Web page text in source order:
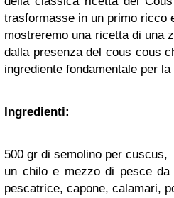
trasformasse in un primo ricco
mostreremo una ricetta di una
dalla presenza del cous cous
ingrediente fondamentale per
Ingredienti:
500 gr di semolino per cuscus,
un chilo e mezzo di pesce da
pescatrice, capone, calamari,